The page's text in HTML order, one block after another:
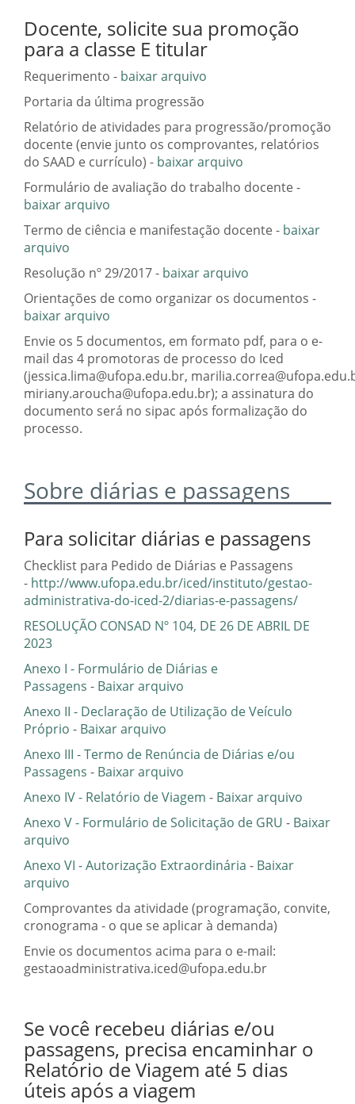
Docente, solicite sua promoção
para a classe E titular
Requerimento - baixar arquivo
Portaria da última progressão
Relatório de atividades para progressão/promoção
docente (envie junto os comprovantes, relatórios
do SAAD e currículo) - baixar arquivo
Formulário de avaliação do trabalho docente -
baixar arquivo
Termo de ciência e manifestação docente - baixar
arquivo
Resolução nº 29/2017 - baixar arquivo
Orientações de como organizar os documentos -
baixar arquivo
Envie os 5 documentos, em formato pdf, para o e-
mail das 4 promotoras de processo do Iced
(jessica.lima@ufopa.edu.br,
miriany.aroucha@ufopa.edu.br); a assinatura do
documento será no sipac após formalização do
processo.
Sobre diárias e passagens
Para solicitar diárias e passagens
Checklist para Pedido de Diárias e Passagens
- http://www.ufopa.edu.br/iced/instituto/gestao-
administrativa-do-iced-2/diarias-e-passagens/
RESOLUÇÃO CONSAD Nº 104, DE 26 DE ABRIL DE
2023
Anexo I - Formulário de Diárias e
Passagens - Baixar arquivo
Anexo II - Declaração de Utilização de Veículo
Próprio - Baixar arquivo
Anexo III - Termo de Renúncia de Diárias e/ou
Passagens - Baixar arquivo
Anexo IV - Relatório de Viagem - Baixar arquivo
Anexo V - Formulário de Solicitação de GRU - Baixar
arquivo
Anexo VI - Autorização Extraordinária - Baixar
arquivo
Comprovantes da atividade (programação, convite,
cronograma - o que se aplicar à demanda)
Envie os documentos acima para o e-mail:
gestaoadministrativa.iced@ufopa.edu.br
Se você recebeu diárias e/ou
passagens, precisa encaminhar o
Relatório de Viagem até 5 dias
úteis após a viagem